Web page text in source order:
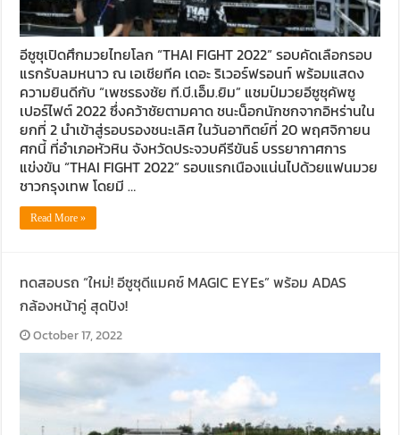
อีซูซุเปิดศึกมวยไทยโลก “THAI FIGHT 2022” รอบคัดเลือกรอบ
แรกรับลมหนาว ณ เอเชียทีค เดอะ ริเวอร์ฟรอนท์ พร้อมแสดง
ความยินดีกับ “เพชรธงชัย ที.บี.เอ็ม.ยิม” แชมป์มวยอีซูซุคัพซู
เปอร์ไฟต์ 2022 ซึ่งคว้าชัยตามคาด ชนะน็อกนักชกจากอิหร่านใน
ยกที่ 2 นำเข้าสู่รอบรองชนะเลิศ ในวันอาทิตย์ที่ 20 พฤศจิกายน
ศกนี้ ที่อำเภอหัวหิน จังหวัดประจวบคีรีขันธ์ บรรยากาศการ
แข่งขัน “THAI FIGHT 2022” รอบแรกเนืองแน่นไปด้วยแฟนมวย
ชาวกรุงเทพ โดยมี …
Read More »
ทดสอบรถ “ใหม่! อีซูซุดีแมคซ์ MAGIC EYEs” พร้อม ADAS
กล้องหน้าคู่ สุดปัง!
October 17, 2022